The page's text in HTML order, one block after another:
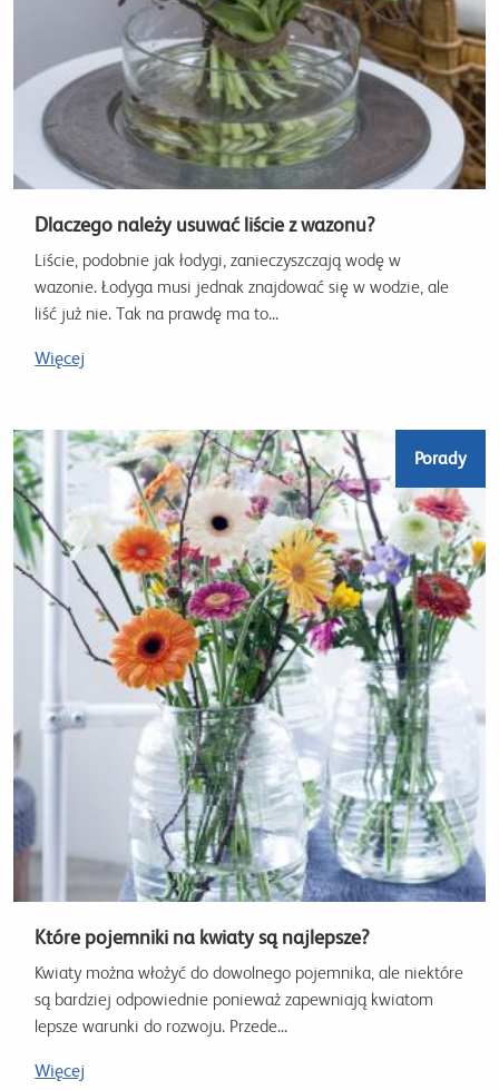
Dlaczego należy usuwać liście z wazonu?
Liście, podobnie jak łodygi, zanieczyszczają wodę w
wazonie. Łodyga musi jednak znajdować się w wodzie, ale
liść już nie. Tak na prawdę ma to...
Więcej
Porady
Które pojemniki na kwiaty są najlepsze?
Kwiaty można włożyć do dowolnego pojemnika, ale niektóre
są bardziej odpowiednie ponieważ zapewniają kwiatom
lepsze warunki do rozwoju. Przede...
Więcej